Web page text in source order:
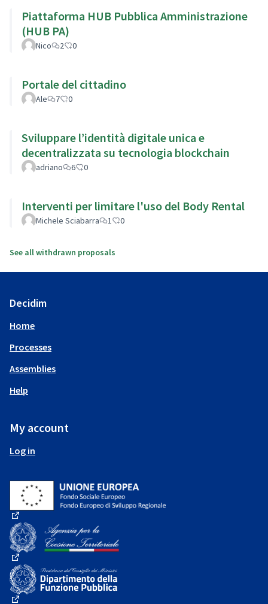
Piattaforma HUB Pubblica Amministrazione
(HUB PA)
Nico 2 0
Portale del cittadino
Ale 7 0
Sviluppare l’identità digitale unica e
decentralizzata su tecnologia blockchain
adriano 6 0
Interventi per limitare l'uso del Body Rental
Michele Sciabarra 1 0
See all withdrawn proposals
Decidim
Home
Processes
Assemblies
Help
My account
Log in
(External link)
(External link)